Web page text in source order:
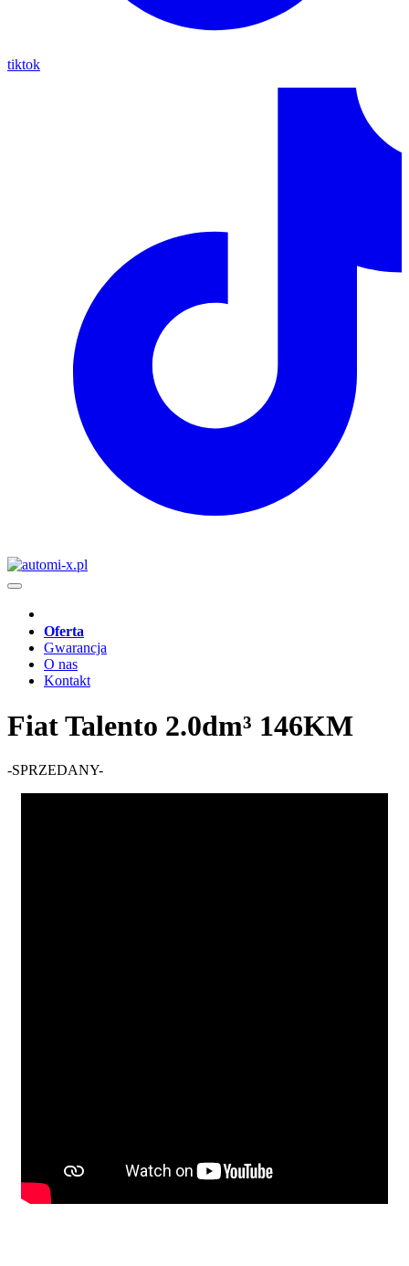
tiktok
Oferta
Gwarancja
O nas
Kontakt
Fiat Talento 2.0dm³ 146KM
-SPRZEDANY-